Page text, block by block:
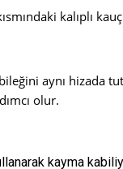
kalıplı
aynı hizada
olur.
kayma